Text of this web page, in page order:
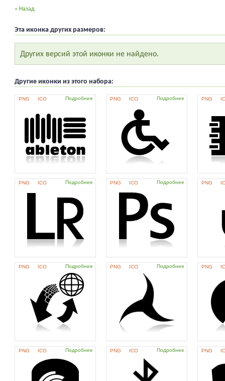
« Назад
Эта иконка других размеров:
Других версий этой иконки не найдено.
Другие иконки из этого набора:
PNG ICO Подробнее PNG ICO Подробнее PNG
PNG ICO Подробнее PNG ICO Подробнее PNG
PNG ICO Подробнее PNG ICO Подробнее PNG
PNG ICO Подробнее PNG ICO Подробнее PNG